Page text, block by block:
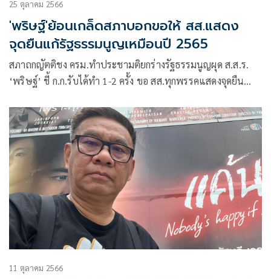
25 ตุลาคม 2566
'พริษฐ์'ย้อนเกล็ดสภาบอกขอให้ สส.แสดง
จุดยืนแก้รัฐธรรมนูญเหมือนปี 2565
สภาถกญัตติชง ครม.ทำประชามติยกร่างรัฐธรรมนูญผุด ส.ส.ร.
‘พริษฐ์’ ชี้ ก.ก.รับได้ทำ 1-2 ครั้ง ขอ สส.ทุกพรรคแสดงจุดยืน
11 ตุลาคม 2566